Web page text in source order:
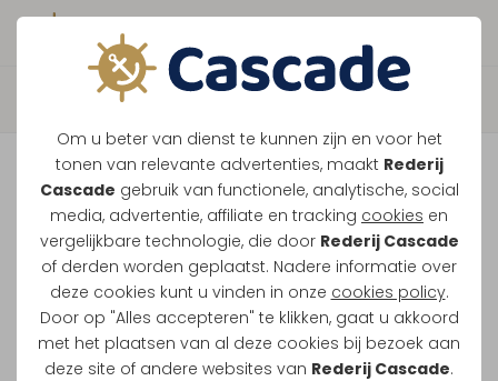
Om u beter van dienst te kunnen zijn en voor het
tonen van relevante advertenties, maakt Rederij
Cascade gebruik van functionele, analytische, social
media, advertentie, affiliate en tracking cookies en
vergelijkbare technologie, die door Rederij Cascade
of derden worden geplaatst. Nadere informatie over
deze cookies kunt u vinden in onze cookies policy.
Door op "Alles accepteren" te klikken, gaat u akkoord
met het plaatsen van al deze cookies bij bezoek aan
deze site of andere websites van Rederij Cascade.
Boek direct je vaart
Vaar je mee over de
Maasplassen?
Ondanks de lage waterstanden gaan
onze vaarten gewoon door.
Bekijk onze rondvaarten